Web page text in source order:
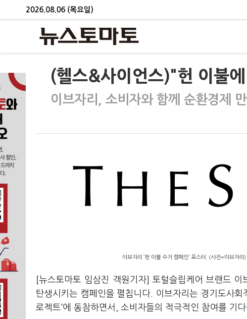
2026.08.06 (목요일)
(헬스&사이언스)"헌 이불
이브자리, 소비자와 함께 순환경제
이브자리 ‘헌 이불 수거 캠페인’ 포스터. (사진=이브자리)
[뉴스토마토 임삼진 객원기자] 토털슬립케어 브랜드
탄생시키는 캠페인을 펼칩니다. 이브자리는 경기도사
로젝트’에 동참하면서, 소비자들의 적극적인 참여를 기